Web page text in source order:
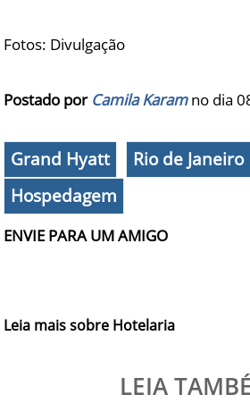
Fotos: Divulgação
Postado por Camila Karamno dia
Grand Hyatt Rio de Janeiro
Hospedagem
ENVIE PARA UM AMIGO
Leia mais sobre Hotelaria
LEIA